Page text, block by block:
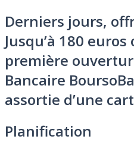
Derniers jours,
Jusqu’à 180
première
Bancaire
assortie d’une
Planification